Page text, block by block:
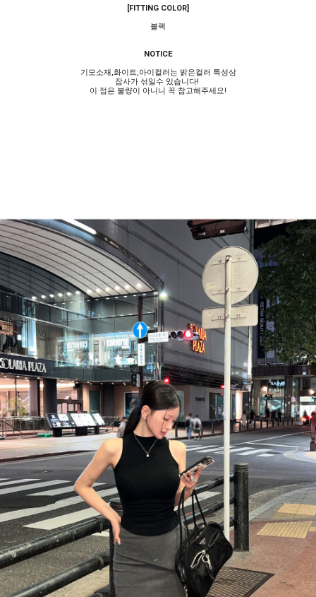
[FITTING COLOR]
블랙
NOTICE
기모소재,화이트,아이컬러는 밝은컬러 특성상
잡사가 섞일수 있습니다!
이 점은 불량이 아니니 꼭 참고해주세요!